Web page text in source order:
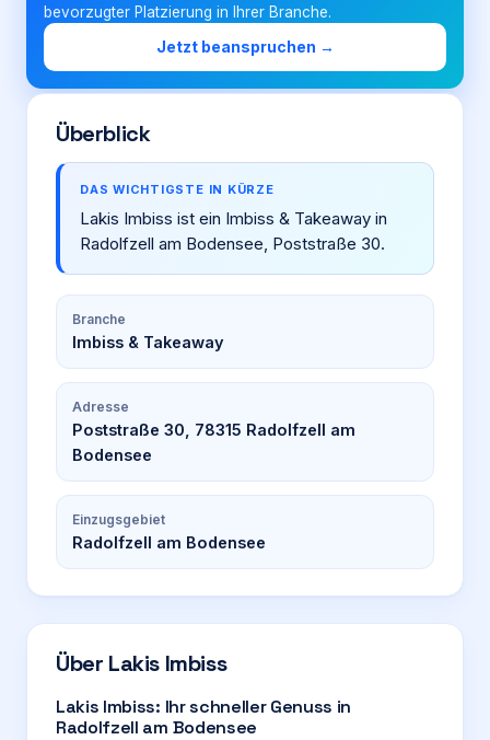
bevorzugter Platzierung in Ihrer Branche.
Jetzt beanspruchen →
Überblick
DAS WICHTIGSTE IN KÜRZE
Lakis Imbiss ist ein Imbiss & Takeaway in
Radolfzell am Bodensee, Poststraße 30.
Branche
Imbiss & Takeaway
Adresse
Poststraße 30, 78315 Radolfzell am
Bodensee
Einzugsgebiet
Radolfzell am Bodensee
Über Lakis Imbiss
Lakis Imbiss: Ihr schneller Genuss in
Radolfzell am Bodensee